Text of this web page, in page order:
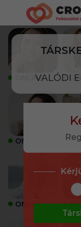
VALÓDI
ONLINE
ONLINE
ONLINE